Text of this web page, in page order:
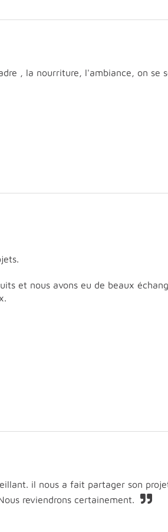
, la nourriture, l'ambiance, on se
et nous avons eu de beaux
il nous a fait partager son
reviendrons certainement.